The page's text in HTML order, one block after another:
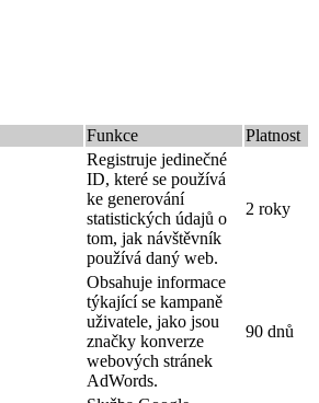
Funkce Platnost
Registruje jedinečné
ID, které se používá
ke generování
statistických údajů o
tom, jak návštěvník
používá daný web.
2 roky
Obsahuje informace
týkající se kampaně
uživatele, jako jsou
značky konverze
webových stránek
AdWords.
90 dnů